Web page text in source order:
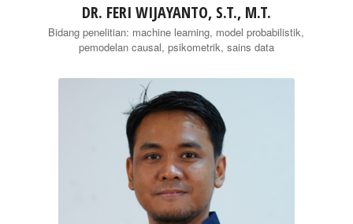
DR. FERI WIJAYANTO, S.T., M.T.
Bidang penelitian: machine learning, model probabilistik,
pemodelan causal, psikometrik, sains data